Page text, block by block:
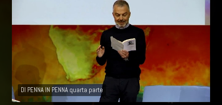
DI PENNA IN PENNA quarta parte